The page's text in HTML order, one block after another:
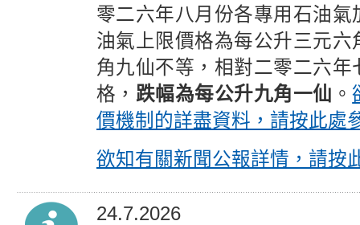
零二六年八月份各專用石油氣
油氣上限價格為每公升三元六
角九仙不等，相對二零二六年
格， 跌幅為每公升九角一仙 。
價機制的詳盡資料，請按此處
欲知有關新聞公報詳情，請按
24.7.2026